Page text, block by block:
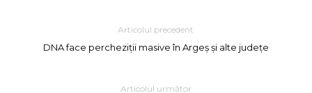
Articolul precedent
DNA face percheziții masive în Argeș și alte județe
Articolul următor